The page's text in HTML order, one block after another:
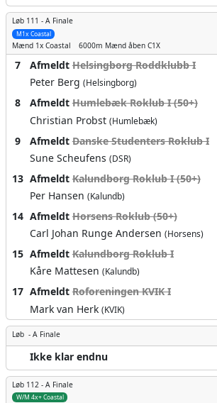
Løb 111 - A Finale
M1x Coastal
Mænd 1x Coastal 6000m Mænd åben C1X
7 AfmeldtHelsingborg Roddklubb I
Peter Berg (Helsingborg)
8 AfmeldtHumlebæk Roklub I (50+)
Christian Probst (Humlebæk)
9 AfmeldtDanske Studenters Roklub I
Sune Scheufens (DSR)
13 AfmeldtKalundborg Roklub I (50+)
Per Hansen (Kalundb)
14 AfmeldtHorsens Roklub (50+)
Carl Johan Runge Andersen (Horsens)
15 AfmeldtKalundborg Roklub I
Kåre Mattesen (Kalundb)
17 AfmeldtRoforeningen KVIK I
Mark van Herk (KVIK)
Løb - A Finale
Ikke klar endnu
Løb 112 - A Finale
W/M 4x+ Coastal